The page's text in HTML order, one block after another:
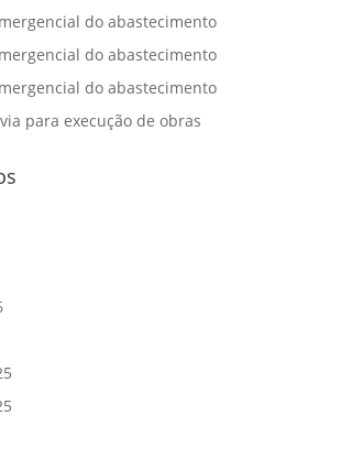
do abastecimento
do abastecimento
do abastecimento
para execução de obras